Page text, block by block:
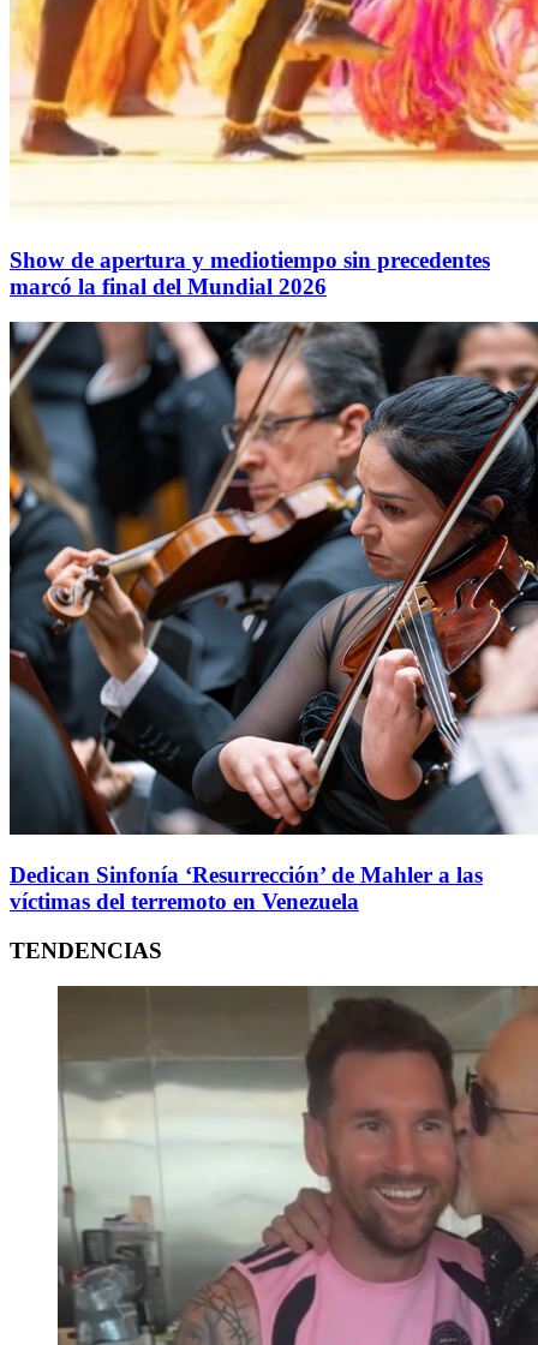
Show de apertura y mediotiempo sin precedentes
marcó la final del Mundial 2026
Dedican Sinfonía ‘Resurrección’ de Mahler a las
víctimas del terremoto en Venezuela
TENDENCIAS